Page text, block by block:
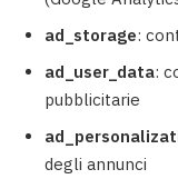
ad_storage:
ad_user_data:
pubblicitarie
degli annunci